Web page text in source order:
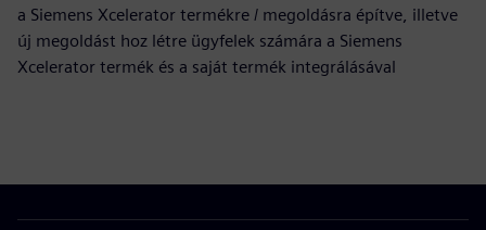
a Siemens Xcelerator termékre / megoldásra építve, illetve
új megoldást hoz létre ügyfelek számára a Siemens
Xcelerator termék és a saját termék integrálásával